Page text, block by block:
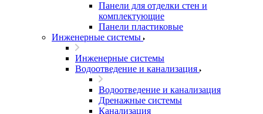
Панели для отделки стен и
комплектующие
Панели пластиковые
Инженерные системы
Инженерные системы
Водоотведение и канализация
Водоотведение и канализация
Дренажные системы
Канализация